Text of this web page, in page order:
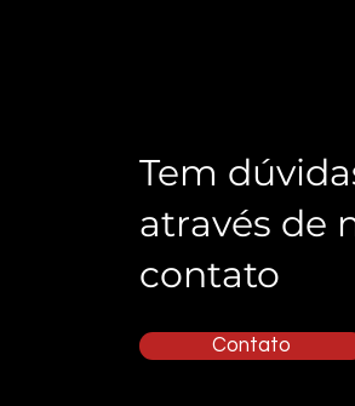
Tem
através de
contato
Contato